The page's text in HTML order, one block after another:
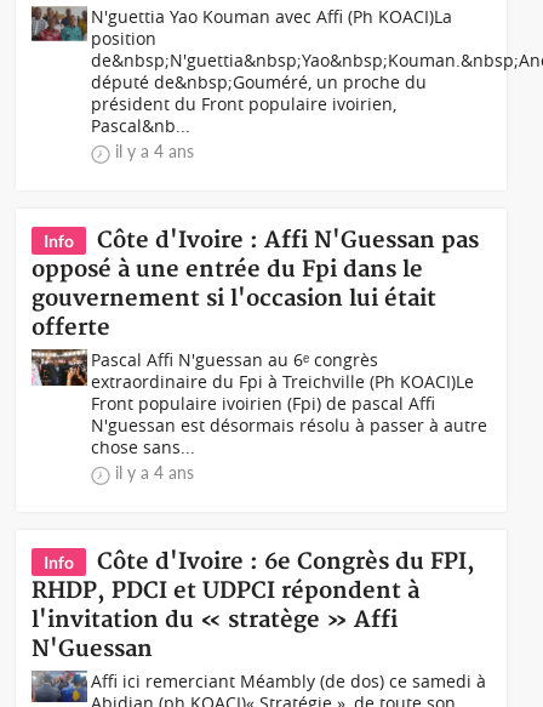
N'guettia Yao Kouman avec Affi (Ph KOACI)La
position
député de&nbsp;Gouméré, un proche du
président du Front populaire ivoirien,
Pascal&nb...
il y a 4 ans
Info
Côte d'Ivoire : Affi N'Guessan pas
opposé à une entrée du Fpi dans le
gouvernement si l'occasion lui était
offerte
Pascal Affi N'guessan au 6ᵉ congrès
extraordinaire du Fpi à Treichville (Ph KOACI)Le
Front populaire ivoirien (Fpi) de pascal Affi
N'guessan est désormais résolu à passer à autre
chose sans...
il y a 4 ans
Info
Côte d'Ivoire : 6e Congrès du FPI,
RHDP, PDCI et UDPCI répondent à
l'invitation du « stratège » Affi
N'Guessan
Affi ici remerciant Méambly (de dos) ce samedi à